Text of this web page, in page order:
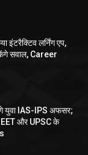
इंटरैक्टिव लर्निंग एप,
सवाल, Career
युवा IAS-IPS अफसर;
और UPSC के